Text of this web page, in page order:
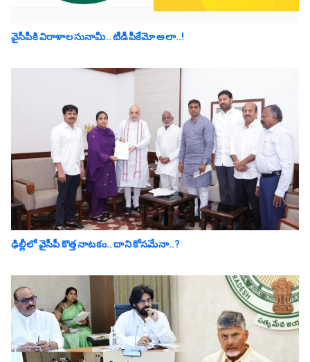
వైసీపీకి విరాళాల సునామీ.. టీడీపీకేమో అలా..!
ఢిల్లీలో వైసీపీ కొత్త నాట‌కం.. దాని కోస‌మేనా..?